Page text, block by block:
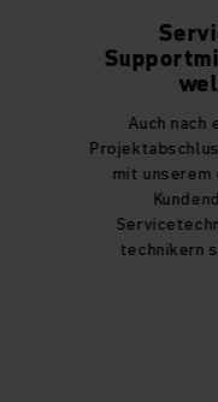
Service-
Auch nach
Projektabschluss
mit unserem
technikern